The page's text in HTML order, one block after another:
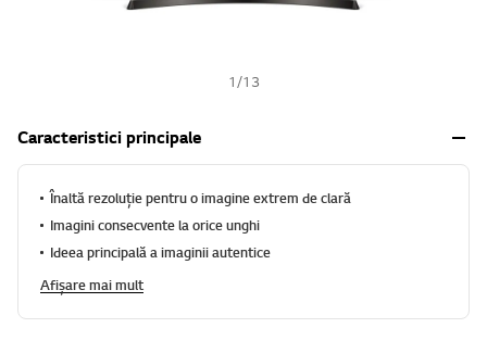
1 /13
Caracteristici principale
Înaltă rezoluție pentru o imagine extrem de clară
Imagini consecvente la orice unghi
Ideea principală a imaginii autentice
Afișare mai mult